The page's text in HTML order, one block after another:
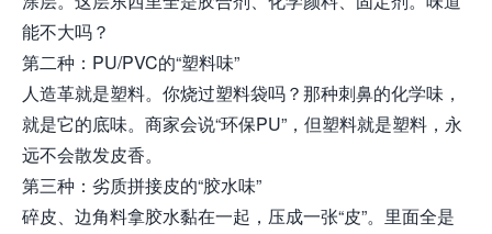
能不大吗？
第二种：PU/PVC的“塑料味”
人造革就是塑料。你烧过塑料袋吗？那种刺鼻的化学味，
就是它的底味。商家会说“环保PU”，但塑料就是塑料，永
远不会散发皮香。
第三种：劣质拼接皮的“胶水味”
碎皮、边角料拿胶水黏在一起，压成一张“皮”。里面全是